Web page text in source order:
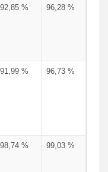
92,85 % 96,28 %
91,99 % 96,73 %
98,74 % 99,03 %